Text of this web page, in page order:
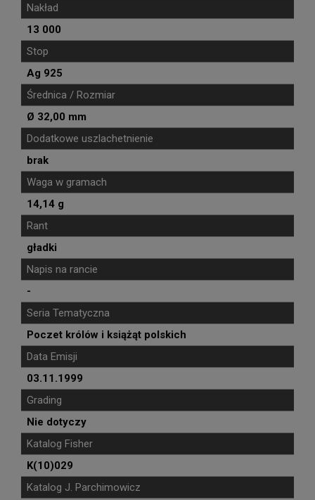
Nakład
13 000
Stop
Ag 925
Średnica / Rozmiar
Ø 32,00 mm
Dodatkowe uszlachetnienie
brak
Waga w gramach
14,14 g
Rant
gładki
Napis na rancie
-
Seria Tematyczna
Poczet królów i książąt polskich
Data Emisji
03.11.1999
Grading
Nie dotyczy
Katalog Fisher
K(10)029
Katalog J. Parchimowicz